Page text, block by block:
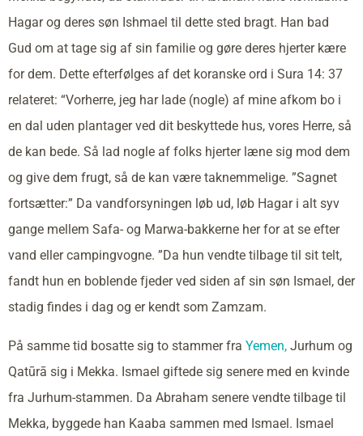
Hagar og deres søn Ishmael til dette sted bragt. Han bad
Gud om at tage sig af sin familie og gøre deres hjerter kære
for dem. Dette efterfølges af det koranske ord i Sura 14: 37
relateret: “Vorherre, jeg har lade (nogle) af mine afkom bo i
en dal uden plantager ved dit beskyttede hus, vores Herre, så
de kan bede. Så lad nogle af folks hjerter læne sig mod dem
og give dem frugt, så de kan være taknemmelige. ”Sagnet
fortsætter:” Da vandforsyningen løb ud, løb Hagar i alt syv
gange mellem Safa- og Marwa-bakkerne her for at se efter
vand eller campingvogne. ”Da hun vendte tilbage til sit telt,
fandt hun en boblende fjeder ved siden af sin søn Ismael, der
stadig findes i dag og er kendt som Zamzam.
På samme tid bosatte sig to stammer fra Yemen, Jurhum og
Qatūrā sig i Mekka. Ismael giftede sig senere med en kvinde
fra Jurhum-stammen. Da Abraham senere vendte tilbage til
Mekka, byggede han Kaaba sammen med Ismael. Ismael